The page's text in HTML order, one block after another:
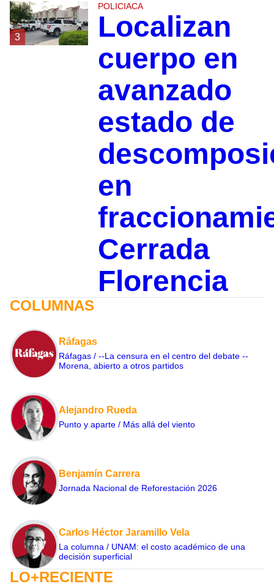
3
POLICIACA
Localizan
cuerpo en
avanzado
estado de
en
Cerrada
Florencia
COLUMNAS
Ráfagas
Ráfagas / --La censura en el centro del debate --
Morena, abierto a otros partidos
Alejandro Rueda
Punto y aparte / Más allá del viento
Benjamín Carrera
Jornada Nacional de Reforestación 2026
Carlos Héctor Jaramillo Vela
La columna / UNAM: el costo académico de una
decisión superficial
LO+RECIENTE